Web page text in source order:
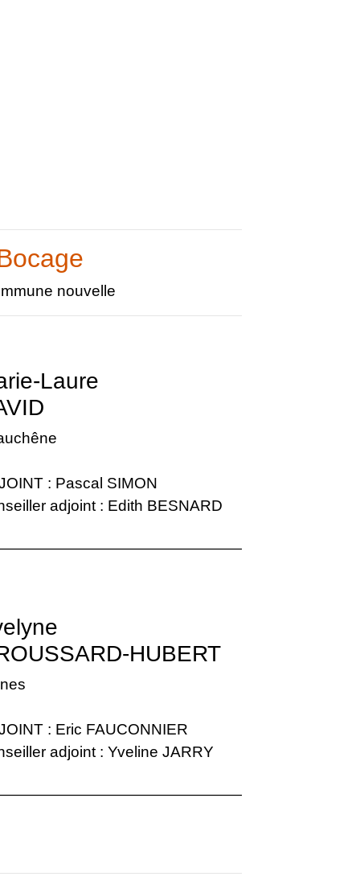
nouvelle
Laure
: Pascal SIMON
adjoint : Edith BESNARD
HUBERT
: Eric FAUCONNIER
adjoint : Yveline JARRY